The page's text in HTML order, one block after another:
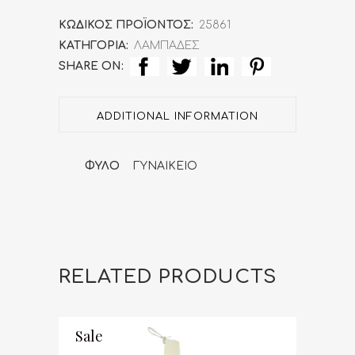
-
Γυναικείο
βραχιόλι
Ματάκι
K14)
ΚΩΔΙΚΌΣ ΠΡΟΪΌΝΤΟΣ: 25861
ΚΑΤΗΓΟΡΊΑ: ΛΑΜΠΑΔΕΣ
SHARE ON:
ADDITIONAL INFORMATION
ΦΥΛΟ ΓΥΝΑΙΚΕΙΟ
RELATED PRODUCTS
Sale